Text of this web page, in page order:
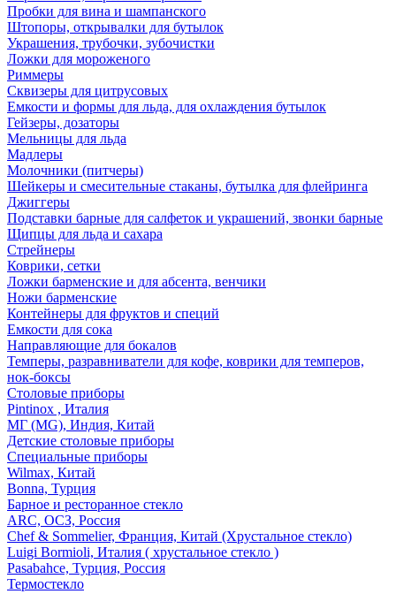
Пробки для вина и шампанского
Штопоры, открывалки для бутылок
Украшения, трубочки, зубочистки
Ложки для мороженого
Риммеры
Сквизеры для цитрусовых
Емкости и формы для льда, для охлаждения бутылок
Гейзеры, дозаторы
Мельницы для льда
Мадлеры
Молочники (питчеры)
Шейкеры и смесительные стаканы, бутылка для флейринга
Джиггеры
Подставки барные для салфеток и украшений, звонки барные
Щипцы для льда и сахара
Стрейнеры
Коврики, сетки
Ложки барменские и для абсента, венчики
Ножи барменские
Контейнеры для фруктов и специй
Емкости для сока
Направляющие для бокалов
Темперы, разравниватели для кофе, коврики для темперов,
нок-боксы
Столовые приборы
Pintinox , Италия
МГ (MG), Индия, Китай
Детские столовые приборы
Специальные приборы
Wilmax, Китай
Bonna, Турция
Барное и ресторанное стекло
ARC, ОСЗ, Россия
Chef & Sommelier, Франция, Китай (Хрустальное стекло)
Luigi Bormioli, Италия ( хрустальное стекло )
Pasabahce, Турция, Россия
Термостекло